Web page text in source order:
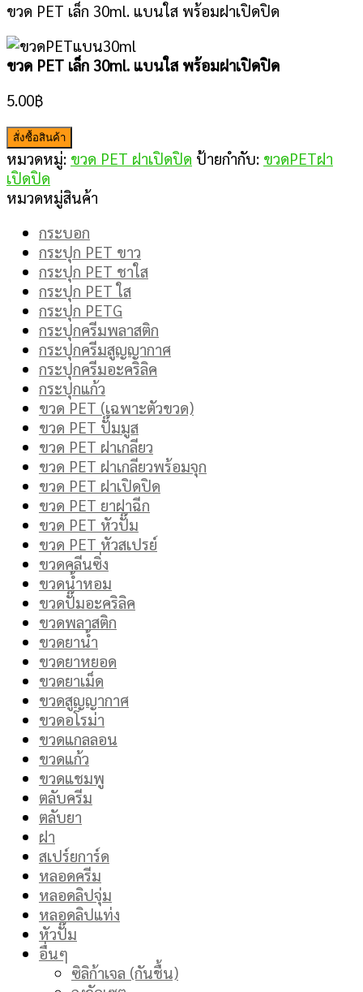
ขวด PET เล็ก 30ml. แบนใส พร้อมฝาเปิดปิด
ขวด PET เล็ก 30ml. แบนใส พร้อมฝาเปิดปิด
5.00฿
สั่งซื้อสินค้า
หมวดหมู่: ขวด PET ฝาเปิดปิด ป้ายกำกับ: ขวดPETฝา
เปิดปิด
หมวดหมู่สินค้า
กระบอก
กระปุก PET ขาว
กระปุก PET ชาใส
กระปุก PET ใส
กระปุก PETG
กระปุกครีมพลาสติก
กระปุกครีมสูญญากาศ
กระปุกครีมอะคริลิค
กระปุกแก้ว
ขวด PET (เฉพาะตัวขวด)
ขวด PET ปั๊มมูส
ขวด PET ฝาเกลียว
ขวด PET ฝาเกลียวพร้อมจุก
ขวด PET ฝาเปิดปิด
ขวด PET ยาฝาฉีก
ขวด PET หัวปั๊ม
ขวด PET หัวสเปรย์
ขวดคลีนซิ่ง
ขวดน้ำหอม
ขวดปั๊มอะคริลิค
ขวดพลาสติก
ขวดยาน้ำ
ขวดยาหยอด
ขวดยาเม็ด
ขวดสูญญากาศ
ขวดอโรม่า
ขวดแกลลอน
ขวดแก้ว
ขวดแชมพู
ตลับครีม
ตลับยา
ฝา
สเปร์ยการ์ด
หลอดครีม
หลอดลิปจุ่ม
หลอดลิปแท่ง
หัวปั๊ม
อื่นๆ
ซิลิก้าเจล (กันชื้น)